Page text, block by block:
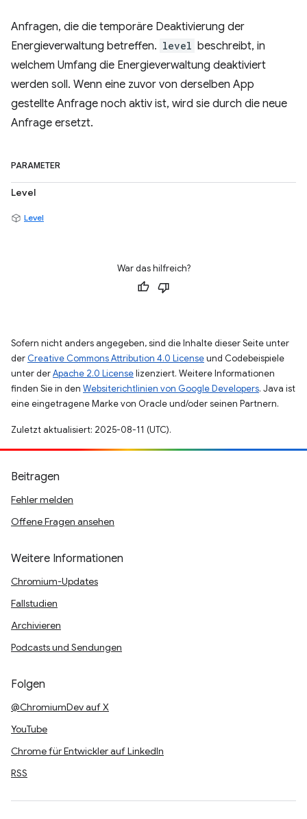
Anfragen, die die temporäre Deaktivierung der
Energieverwaltung betreffen. level beschreibt, in
welchem Umfang die Energieverwaltung deaktiviert
werden soll. Wenn eine zuvor von derselben App
gestellte Anfrage noch aktiv ist, wird sie durch die neue
Anfrage ersetzt.
PARAMETER
Level
Level
War das hilfreich?
Sofern nicht anders angegeben, sind die Inhalte dieser Seite unter
der Creative Commons Attribution 4.0 Licenseund Codebeispiele
unter derApache 2.0 Licenselizenziert. Weitere Informationen
finden Sie in den Websiterichtlinien von Google Developers. Java ist
eine eingetragene Marke von Oracle und/oder seinen Partnern.
Zuletzt aktualisiert: 2025-08-11 (UTC).
Beitragen
Fehler melden
Offene Fragen ansehen
Weitere Informationen
Chromium-Updates
Fallstudien
Archivieren
Podcasts und Sendungen
Folgen
@ChromiumDev auf X
YouTube
Chrome für Entwickler auf LinkedIn
RSS